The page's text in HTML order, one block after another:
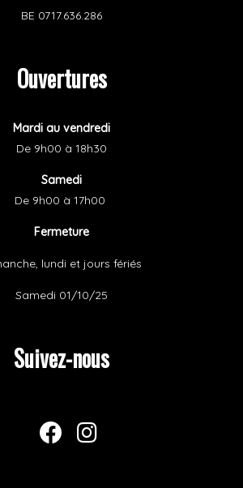
BE 0717.636.286
Ouvertures
Mardi au vendredi
De 9h00 à 18h30
Samedi
De 9h00 à 17h00
Fermeture
lundi et jours fériés
Samedi 01/10/25
Suivez-nous